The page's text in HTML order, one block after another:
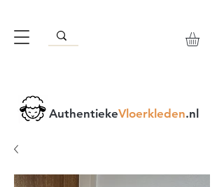
AuthentiekeVloerkleden.nl